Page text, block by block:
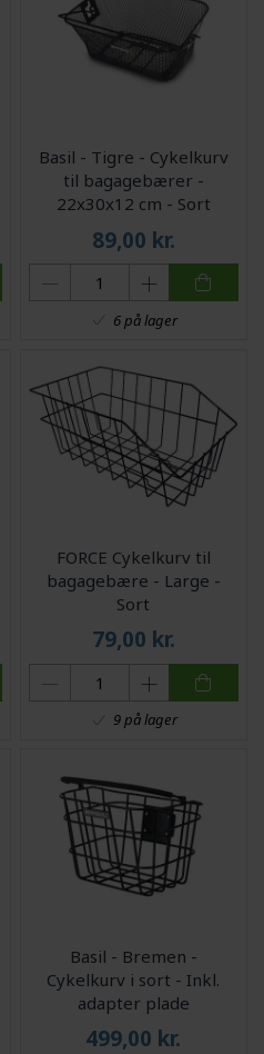
Basil - Tigre - Cykelkurv
til bagagebærer -
22x30x12 cm - Sort
89,00 kr.
6 på lager
FORCE Cykelkurv til
bagagebære - Large -
Sort
79,00 kr.
9 på lager
Basil - Bremen -
Cykelkurv i sort - Inkl.
adapter plade
499,00 kr.